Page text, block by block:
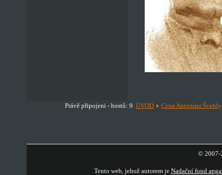
Právě připojeni - hostů: 9 ÚVOD Cena Antonína Švehly
© 2007-
Tento web, jehož autorem je Nadační fond